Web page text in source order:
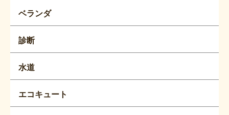
ベランダ
診断
水道
エコキュート